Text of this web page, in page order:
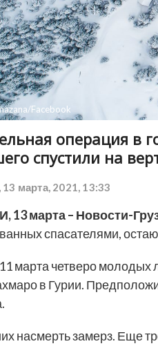
Facebook
операция в
спустили на
марта, 2021, 13:33
13 марта – Новости-
спасателями,
марта четверо молодых
в Гурии.
насмерть замерз. Еще